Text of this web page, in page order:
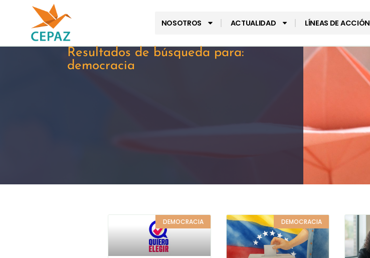
NOSOTROS ACTUALIDAD LÍNEAS DE ACCIÓN
Resultados de búsqueda para:
democracia
DEMOCRACIA DEMOCRACIA